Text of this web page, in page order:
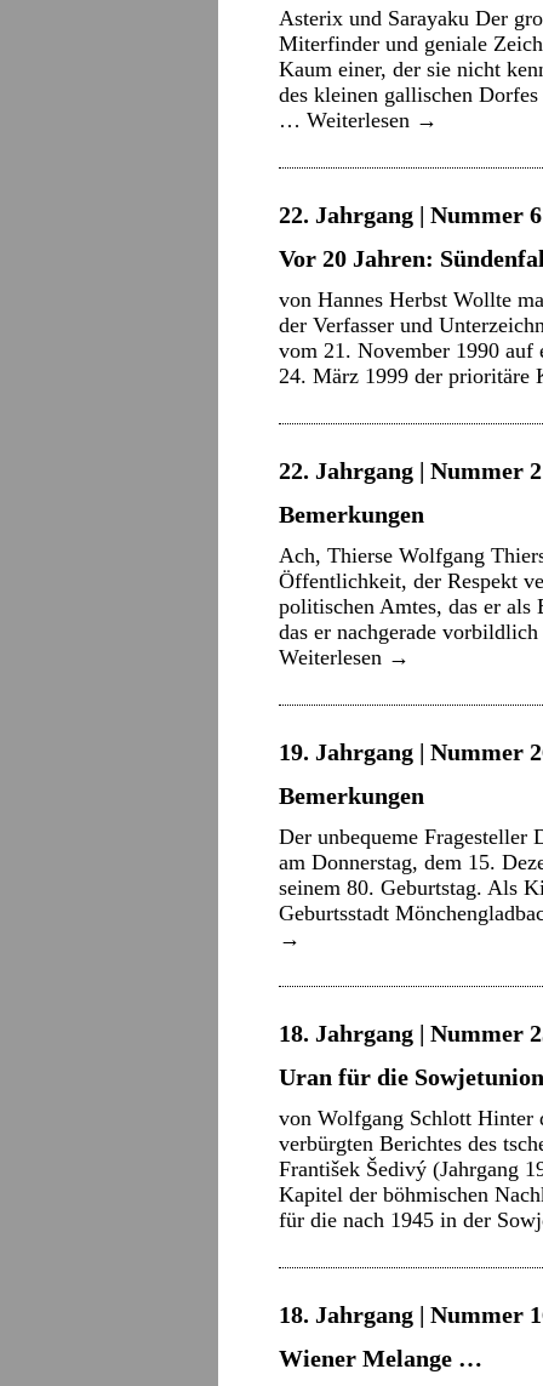
Asterix und Sarayaku Der
Miterfinder und geniale
Kaum einer, der sie nicht
des kleinen gallischen
… Weiterlesen →
22. Jahrgang | Nummer
Vor 20 Jahren:
von Hannes Herbst Wollte
der Verfasser und
vom 21. November 1990 auf
24. März 1999 der
22. Jahrgang | Nummer
Bemerkungen
Ach, Thierse Wolfgang
Öffentlichkeit, der Respekt
politischen Amtes, das er als
das er nachgerade
Weiterlesen →
19. Jahrgang | Nummer
Bemerkungen
Der unbequeme Fragesteller
am Donnerstag, dem 15.
seinem 80. Geburtstag. Als
Geburtsstadt
→
18. Jahrgang | Nummer
Uran für die Sowjetunion
von Wolfgang Schlott Hinter
verbürgten Berichtes des
František Šedivý (Jahrgang
Kapitel der böhmischen
für die nach 1945 in der
18. Jahrgang | Nummer
Wiener Melange …